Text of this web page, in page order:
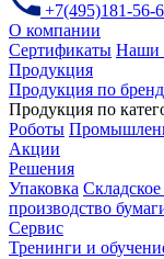
+7(495)181-56-
О компании
Сертификаты Наши
Продукция
Продукция по
Продукция по
Роботы
Акции
Решения
Упаковка
производство
Сервис
Тренинги и